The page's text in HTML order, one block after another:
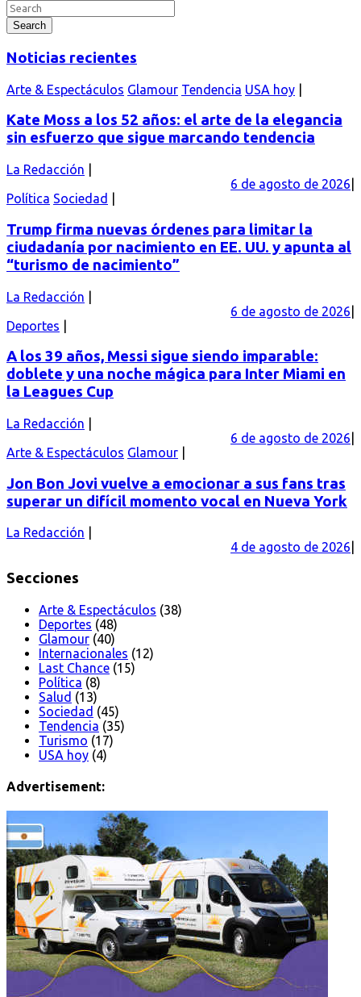
Search
Noticias recientes
Arte & Espectáculos Glamour Tendencia USA hoy
Kate Moss a los 52 años: el arte de la elegancia
sin esfuerzo que sigue marcando tendencia
La Redacción
6 de agosto de 2026
Política Sociedad
Trump firma nuevas órdenes para limitar la
ciudadanía por nacimiento en EE. UU. y apunta al
“turismo de nacimiento”
La Redacción
6 de agosto de 2026
Deportes
A los 39 años, Messi sigue siendo imparable:
doblete y una noche mágica para Inter Miami en
la Leagues Cup
La Redacción
6 de agosto de 2026
Arte & Espectáculos Glamour
Jon Bon Jovi vuelve a emocionar a sus fans tras
superar un difícil momento vocal en Nueva York
La Redacción
4 de agosto de 2026
Secciones
Arte & Espectáculos (38)
Deportes (48)
Glamour (40)
Internacionales (12)
Last Chance (15)
Política (8)
Salud (13)
Sociedad (45)
Tendencia (35)
Turismo (17)
USA hoy (4)
Advertisement: